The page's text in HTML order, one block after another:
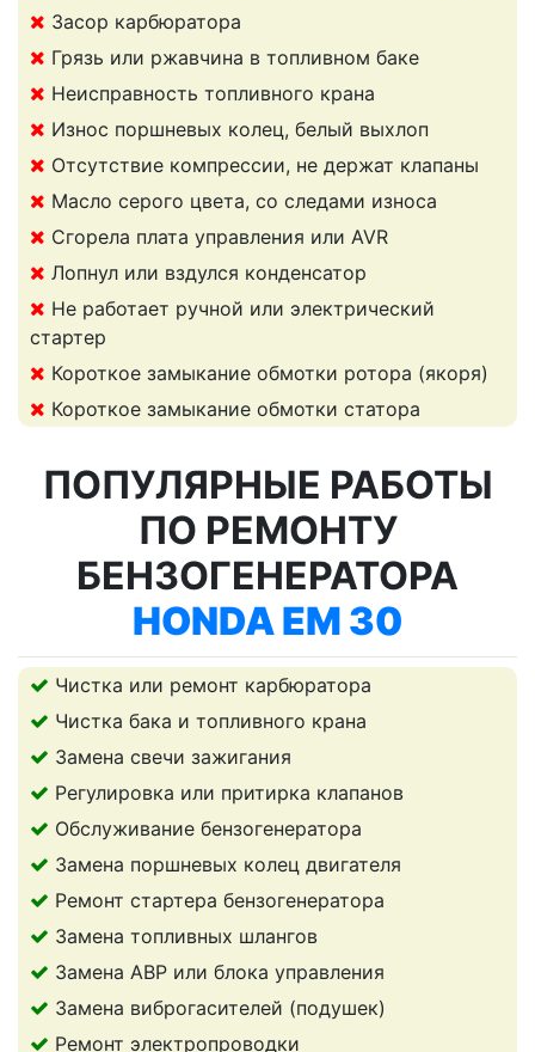
Засор карбюратора
Грязь или ржавчина в топливном баке
Неисправность топливного крана
Износ поршневых колец, белый выхлоп
Отсутствие компрессии, не держат клапаны
Масло серого цвета, со следами износа
Сгорела плата управления или AVR
Лопнул или вздулся конденсатор
Не работает ручной или электрический
стартер
Короткое замыкание обмотки ротора (якоря)
Короткое замыкание обмотки статора
ПОПУЛЯРНЫЕ РАБОТЫ
ПО РЕМОНТУ
БЕНЗОГЕНЕРАТОРА
HONDA EM 30
Чистка или ремонт карбюратора
Чистка бака и топливного крана
Замена свечи зажигания
Регулировка или притирка клапанов
Обслуживание бензогенератора
Замена поршневых колец двигателя
Ремонт стартера бензогенератора
Замена топливных шлангов
Замена АВР или блока управления
Замена виброгасителей (подушек)
Ремонт электропроводки